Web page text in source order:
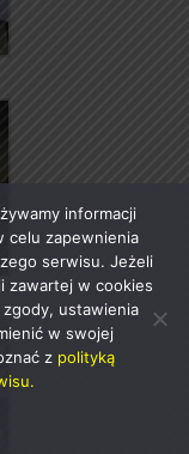
informacji
celu zapewnienia
serwisu. Jeżeli
zawartej w cookies
zgody, ustawienia
w swojej
z polityką